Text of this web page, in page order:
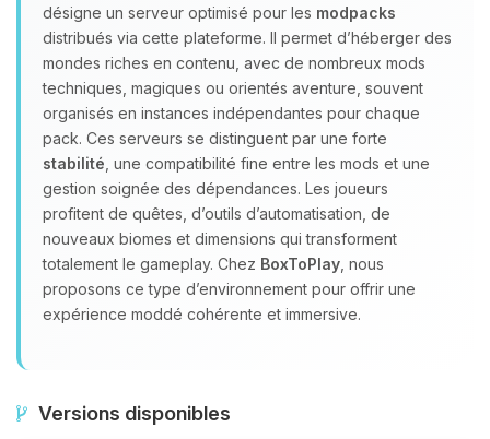
désigne un serveur optimisé pour les modpacks
distribués via cette plateforme. Il permet d’héberger des
mondes riches en contenu, avec de nombreux mods
techniques, magiques ou orientés aventure, souvent
organisés en instances indépendantes pour chaque
pack. Ces serveurs se distinguent par une forte
stabilité , une compatibilité fine entre les mods et une
gestion soignée des dépendances. Les joueurs
profitent de quêtes, d’outils d’automatisation, de
nouveaux biomes et dimensions qui transforment
totalement le gameplay. Chez BoxToPlay , nous
proposons ce type d’environnement pour offrir une
expérience moddé cohérente et immersive.
Versions disponibles
Youpi, enfin quelqu’un pour me
parler ! Moi c’est Choupy, ton petit
assistant BoxToPlay. Dis-moi ce dont
tu as besoin et je vais remuer mes
petits circuits pour t’aider.
08/08/2026 à 16:31